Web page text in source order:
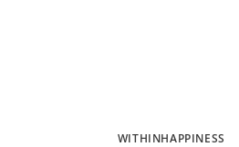
WITHINHAPPINESS